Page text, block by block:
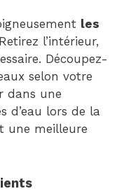
les
l’intérieur,
Découpez-
selon votre
dans une
d’eau lors de la
une meilleure